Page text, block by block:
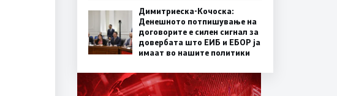
Димитриеска-Кочоска:
Денешното потпишување на
договорите е силен сигнал за
довербата што ЕИБ и ЕБОР ја
имаат во нашите политики